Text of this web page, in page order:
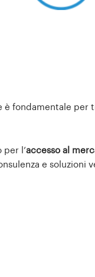
fondamentale per
l’accesso al
e soluzioni